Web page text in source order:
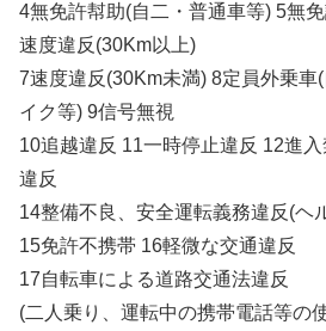
4無免許幇助(自二・普通車等) 5無
速度違反(30Km以上)
7速度違反(30Km未満) 8定員外乗車
イク等) 9信号無視
10追越違反 11一時停止違反 12進
違反
14整備不良、安全運転義務違反(ヘ
15免許不携帯 16軽微な交通違反
17自転車による道路交通法違反
(二人乗り、運転中の携帯電話等の